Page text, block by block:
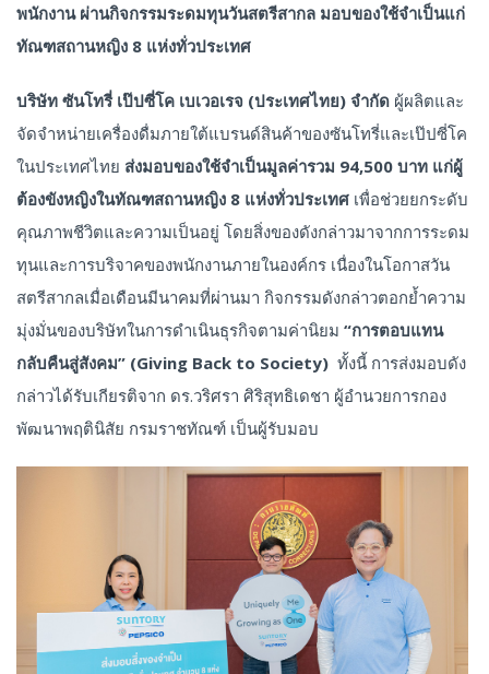
พนักงาน ผ่านกิจกรรมระดมทุนวันสตรีสากล มอบของใช้จำเป็นแก่
ทัณฑสถานหญิง 8 แห่งทั่วประเทศ
บริษัท ซันโทรี่ เป๊ปซี่โค เบเวอเรจ (ประเทศไทย) จำกัด ผู้ผลิตและ
จัดจำหน่ายเครื่องดื่มภายใต้แบรนด์สินค้าของซันโทรี่และเป๊ปซี่โค
ในประเทศไทย ส่งมอบของใช้จำเป็นมูลค่ารวม 94,500 บาท แก่ผู้
ต้องขังหญิงในทัณฑสถานหญิง 8 แห่งทั่วประเทศ เพื่อช่วยยกระดับ
คุณภาพชีวิตและความเป็นอยู่ โดยสิ่งของดังกล่าวมาจากการระดม
ทุนและการบริจาคของพนักงานภายในองค์กร เนื่องในโอกาสวัน
สตรีสากลเมื่อเดือนมีนาคมที่ผ่านมา กิจกรรมดังกล่าวตอกย้ำความ
มุ่งมั่นของบริษัทในการดำเนินธุรกิจตามค่านิยม “การตอบแทน
กลับคืนสู่สังคม” (Giving Back to Society) ทั้งนี้ การส่งมอบดัง
กล่าวได้รับเกียรติจาก ดร.วริศรา ศิริสุทธิเดชา ผู้อำนวยการกอง
พัฒนาพฤตินิสัย กรมราชทัณฑ์ เป็นผู้รับมอบ